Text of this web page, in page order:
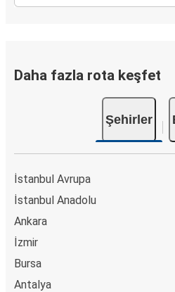
Çanakkale
Bulancak
Beşikdüzü
Bulancak
Daha fazla rota keşfet
Şehirler
İstanbul Avrupa
İstanbul Anadolu
Ankara
İzmir
Bursa
Antalya